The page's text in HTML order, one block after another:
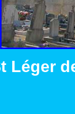
Léger